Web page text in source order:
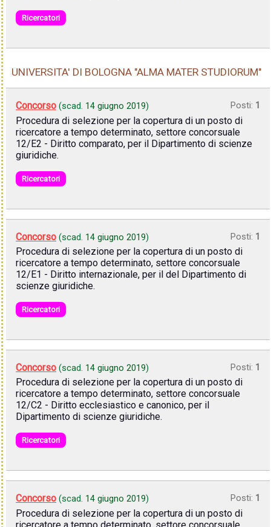
Ricercatori
UNIVERSITA' DI BOLOGNA "ALMA MATER STUDIORUM"
Concorso (scad. 14 giugno 2019) Posti: 1
Procedura di selezione per la copertura di un posto di
ricercatore a tempo determinato, settore concorsuale
12/E2 - Diritto comparato, per il Dipartimento di scienze
giuridiche.
Ricercatori
Concorso (scad. 14 giugno 2019) Posti: 1
Procedura di selezione per la copertura di un posto di
ricercatore a tempo determinato, settore concorsuale
12/E1 - Diritto internazionale, per il del Dipartimento di
scienze giuridiche.
Ricercatori
Concorso (scad. 14 giugno 2019) Posti: 1
Procedura di selezione per la copertura di un posto di
ricercatore a tempo determinato, settore concorsuale
12/C2 - Diritto ecclesiastico e canonico, per il
Dipartimento di scienze giuridiche.
Ricercatori
Concorso (scad. 14 giugno 2019) Posti: 1
Procedura di selezione per la copertura di un posto di
ricercatore a tempo determinato, settore concorsuale